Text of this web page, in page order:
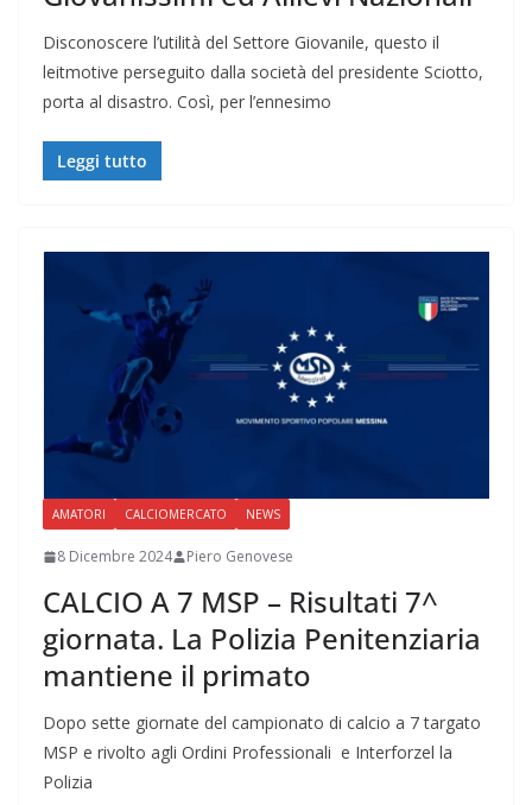
Disconoscere l’utilità del Settore Giovanile, questo il
leitmotive perseguito dalla società del presidente Sciotto,
porta al disastro. Così, per l’ennesimo
Leggi tutto
AMATORI CALCIOMERCATO NEWS
8 Dicembre 2024 Piero Genovese
CALCIO A 7 MSP – Risultati 7^
giornata. La Polizia Penitenziaria
mantiene il primato
Dopo sette giornate del campionato di calcio a 7 targato
MSP e rivolto agli Ordini Professionali e Interforzel la
Polizia